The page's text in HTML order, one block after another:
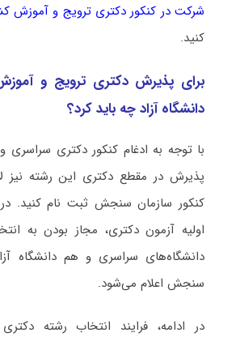
شرکت در کنکور دکتری ﺗﺮوﻳﺞ و آﻣﻮزش
کنید.
برای پذیرش دکتری ﺗﺮوﻳﺞ و آﻣﻮزش
دانشگاه آزاد چه باید کرد؟
با توجه به ادغام کنکور دکتری سراسری و
پذیرش در مقطع دکتری این رشته نیز
کنکور سازمان سنجش ثبت نام کنید. در
اولیه آزمون دکتری، مجاز بودن به
دانشگاه‌های سراسری و هم دانشگاه
سنجش اعلام می‌شود.
در ادامه، فرایند انتخاب رشته